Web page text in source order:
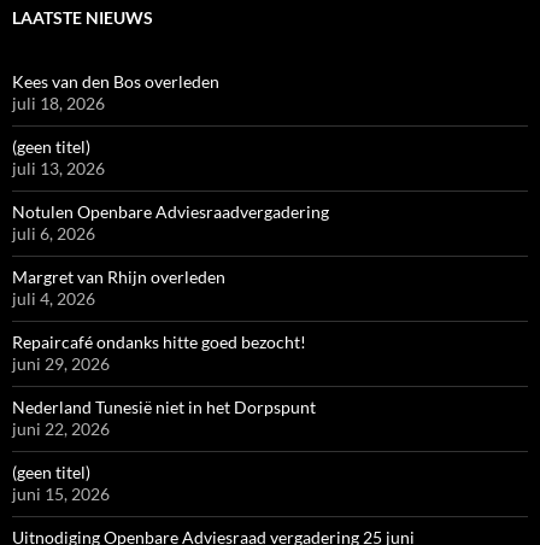
LAATSTE NIEUWS
Kees van den Bos overleden
juli 18, 2026
(geen titel)
juli 13, 2026
Notulen Openbare Adviesraadvergadering
juli 6, 2026
Margret van Rhijn overleden
juli 4, 2026
Repaircafé ondanks hitte goed bezocht!
juni 29, 2026
Nederland Tunesië niet in het Dorpspunt
juni 22, 2026
(geen titel)
juni 15, 2026
Uitnodiging Openbare Adviesraad vergadering 25 juni